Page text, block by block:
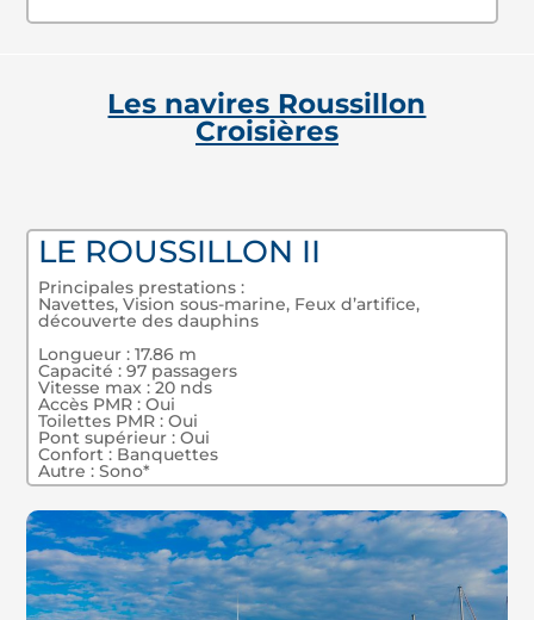
Les navires Roussillon
Croisières
LE ROUSSILLON II
Principales prestations :
Navettes, Vision sous-marine, Feux d’artifice,
découverte des dauphins
Longueur : 17.86 m
Capacité : 97 passagers
Vitesse max : 20 nds
Accès PMR : Oui
Toilettes PMR : Oui
Pont supérieur : Oui
Confort : Banquettes
Autre : Sono*